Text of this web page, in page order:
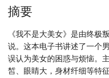
摘要
《我不是大美女》是由终极
说。这本电子书讲述了一个
误认为美女的困惑与烦恼。
皙、眼睛大，身材纤细等特